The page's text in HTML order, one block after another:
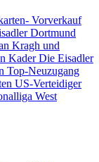
Vorverkauf
Dortmund
Kragh und
KaderDie Eisadler
Top-Neuzugang
US-Verteidiger
West